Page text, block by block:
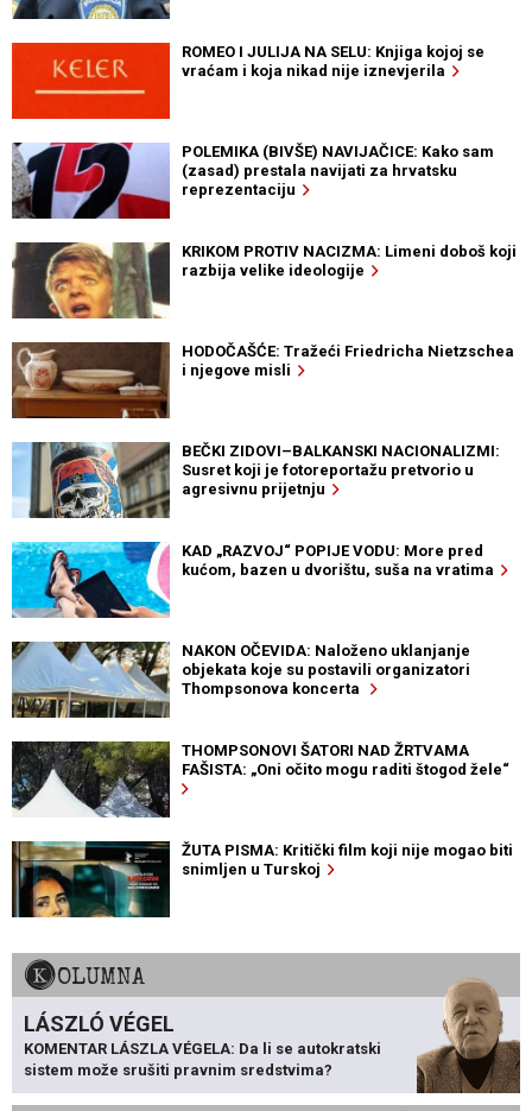
ROMEO I JULIJA NA SELU: Knjiga kojoj se
vraćam i koja nikad nije iznevjerila
POLEMIKA (BIVŠE) NAVIJAČICE: Kako sam
(zasad) prestala navijati za hrvatsku
reprezentaciju
KRIKOM PROTIV NACIZMA: Limeni doboš koji
razbija velike ideologije
HODOČAŠĆE: Tražeći Friedricha Nietzschea
i njegove misli
BEČKI ZIDOVI–BALKANSKI NACIONALIZMI:
Susret koji je fotoreportažu pretvorio u
agresivnu prijetnju
KAD „RAZVOJ“ POPIJE VODU: More pred
kućom, bazen u dvorištu, suša na vratima
NAKON OČEVIDA: Naloženo uklanjanje
objekata koje su postavili organizatori
Thompsonova koncerta
THOMPSONOVI ŠATORI NAD ŽRTVAMA
FAŠISTA: „Oni očito mogu raditi štogod žele“
ŽUTA PISMA: Kritički film koji nije mogao biti
snimljen u Turskoj
KOLUMNA
LÁSZLÓ VÉGEL
KOMENTAR LÁSZLA VÉGELA: Da li se autokratski
sistem može srušiti pravnim sredstvima?